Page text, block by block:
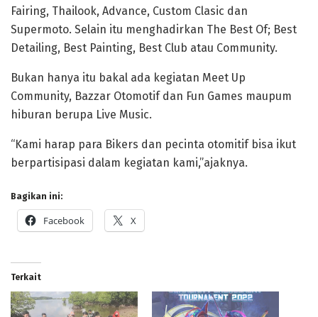
Fairing, Thailook, Advance, Custom Clasic dan
Supermoto. Selain itu menghadirkan The Best Of; Best
Detailing, Best Painting, Best Club atau Community.
Bukan hanya itu bakal ada kegiatan Meet Up
Community, Bazzar Otomotif dan Fun Games maupum
hiburan berupa Live Music.
“Kami harap para Bikers dan pecinta otomitif bisa ikut
berpartisipasi dalam kegiatan kami,”ajaknya.
Bagikan ini:
Facebook X
Terkait